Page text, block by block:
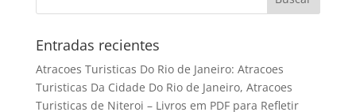
Entradas recientes
Atracoes Turisticas Do Rio de Janeiro: Atracoes
Turisticas Da Cidade Do Rio de Janeiro, Atracoes
Turisticas de Niteroi – Livros em PDF para Refletir